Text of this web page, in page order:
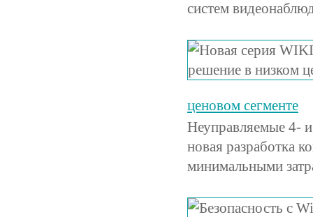
систем
ценовом сегменте
Неуправляемые 4-
новая разработка
минимальными